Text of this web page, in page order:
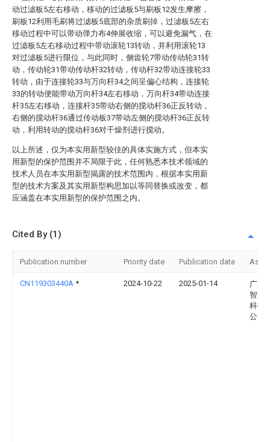
动过滤板5左右移动，移动的过滤板5与刷板12发生摩擦，
刷板12利用毛刷将过滤板5底部的杂质刷掉，过滤板5左右
移动过程中可以带动弹力布4伸展收缩，可以避免漏气，在
过滤板5左右移动过程中带动滚轮13转动，并利用滚轮13
对过滤板5进行限位，与此同时，侧齿轮7带动传动轮31转
动，传动轮31带动传动杆32转动，传动杆32带动连接轮33
转动，由于连接轮33与万向杆34之间呈偏心结构，连接轮
33的转动便能带动万向杆34左右移动，万向杆34带动连接
杆35左右移动，连接杆35带动右侧的搅动杆36正反转动，
右侧的搅动杆36通过传动板37带动左侧的搅动杆36正反转
动，利用转动的搅动杆36对干燥剂进行搅动。
以上所述，仅为本实用新型较佳的具体实施方式，但本实
用新型的保护范围并不局限于此，任何熟悉本技术领域的
技术人员在本实用新型揭露的技术范围内，根据本实用新
型的技术方案及其实用新型构思加以等同替换或改变，都
应涵盖在本实用新型的保护范围之内。
Cited By (1)
Publication number Priority date Publication date
CN119303440A * 2024-10-22 2025-01-14
广东
智业
科技
公司